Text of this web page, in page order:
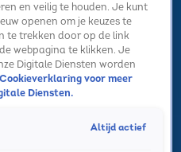
zendersSummer Top 101
en veilig te houden. Je kunt
openen om je keuzes te
te trekken door op de link
webpagina te klikken. Je
Digitale Diensten worden
voor meer
Diensten.
Altijd actief